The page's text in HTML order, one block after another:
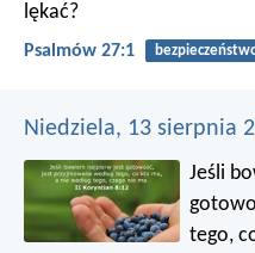
lękać?
Psalmów 27:1
Niedziela, 13 sierpnia
Jeśli
tego,